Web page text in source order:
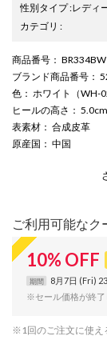
性別タイプ:レディ
カテゴリ :
商品番号 ：
ブランド商品番号 ：
色 ： ホワイト（WH-
ヒールの高さ ： 5.0cm
表素材 ： 合成皮革
原産国 ： 中国
ご利用可能なク
10% OFF
期間 8月7日 (Fri)
※セール価格が終了
※1回のご注文に使え